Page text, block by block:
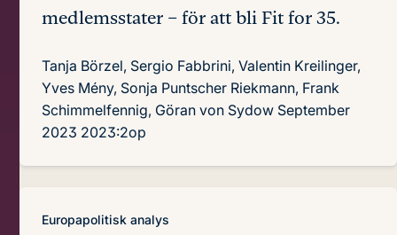
medlemsstater – för att bli Fit for 35.
Tanja Börzel, Sergio Fabbrini, Valentin Kreilinger,
Yves Mény, Sonja Puntscher Riekmann, Frank
Schimmelfennig, Göran von Sydow September
2023 2023:2op
Europapolitisk analys